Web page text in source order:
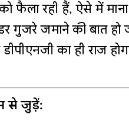
फैला रही हैं, ऐसे में
गुजरे जमाने की बात
का ही राज
से जुड़ें: